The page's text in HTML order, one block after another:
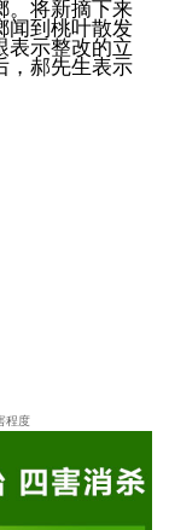
。将新摘下来
闻到桃叶散发
表示整改的立
，郝先生表示
程度